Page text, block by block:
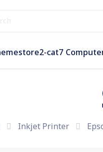
Inkjet Printer